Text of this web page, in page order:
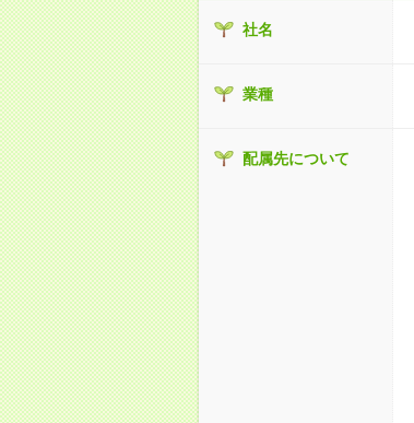
社名
業種
配属先について